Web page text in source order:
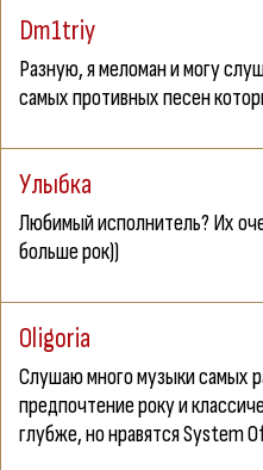
Dm1triy
Разную, я меломан и могу
самых противных песен
Улыбка
Любимый исполнитель? Их
больше рок))
Oligoria
Слушаю много музыки самых
предпочтение року и
глубже, но нравятся System